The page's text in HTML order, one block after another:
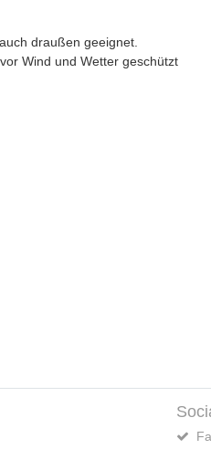
draußen geeignet.
Wind und Wetter geschützt